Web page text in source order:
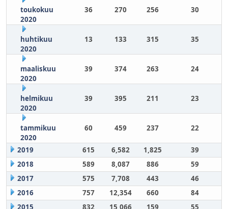
toukokuu
2020
36 270 256 30
huhtikuu
2020
13 133 315 35
maaliskuu
2020
39 374 263 24
helmikuu
2020
39 395 211 23
tammikuu
2020
60 459 237 22
2019 615 6,582 1,825
39
2018
589 8,087 886
59
2017
575 7,708 443
46
2016
757 12,354 660
84
2015
832 15,066 159 55